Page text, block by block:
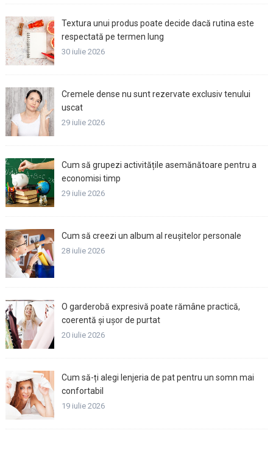
Textura unui produs poate decide dacă rutina este
respectată pe termen lung
30 iulie 2026
Cremele dense nu sunt rezervate exclusiv tenului
uscat
29 iulie 2026
Cum să grupezi activitățile asemănătoare pentru a
economisi timp
29 iulie 2026
Cum să creezi un album al reușitelor personale
28 iulie 2026
O garderobă expresivă poate rămâne practică,
coerentă și ușor de purtat
20 iulie 2026
Cum să-ți alegi lenjeria de pat pentru un somn mai
confortabil
19 iulie 2026